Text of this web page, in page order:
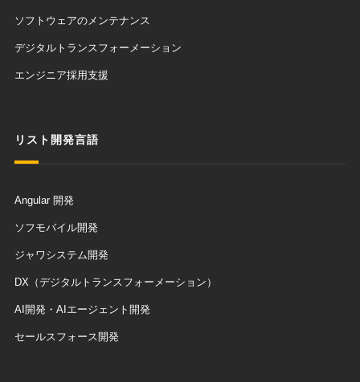
ソフトウェアのメンテナンス
デジタルトランスフォーメーション
エンジニア採用支援
リスト開発言語
Angular 開発
ソフモバイル開発
ジャワシステム開発
DX（デジタルトランスフォーメーション）
AI開発・AIエージェント開発
セールスフォース開発